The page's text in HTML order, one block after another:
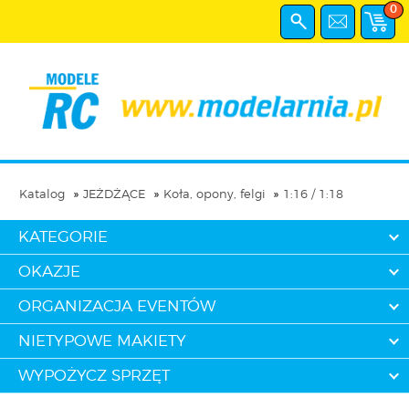
0
Katalog JEŻDŻĄCE Koła, opony, felgi 1:16 / 1:18
KATEGORIE
OKAZJE
ORGANIZACJA EVENTÓW
NIETYPOWE MAKIETY
WYPOŻYCZ SPRZĘT